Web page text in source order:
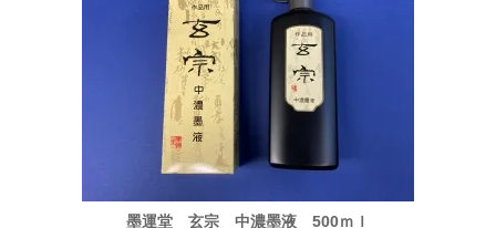
墨運堂 玄宗 中濃墨液 500ｍｌ